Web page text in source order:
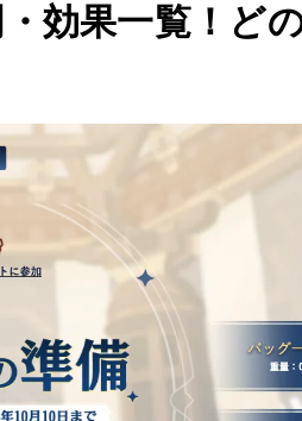
効果一覧！ど